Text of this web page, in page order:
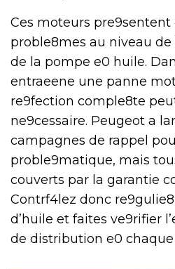
Ces moteurs
proble8mes au niveau de
de la pompe e0 huile.
entraeene une panne
re9fection comple8te
ne9cessaire. Peugeot a
campagnes de rappel
proble9matique, mais
couverts par la garantie
Contrf4lez donc
d’huile et faites ve9rifier
de distribution e0